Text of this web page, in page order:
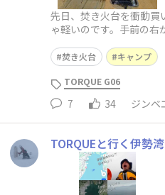
先日、焚き火台を衝動買
ゃ軽いのです。手前の
焚き火台 キャンプ
TORQUE G06
7 34 ジンベ
TORQUEと行く伊勢